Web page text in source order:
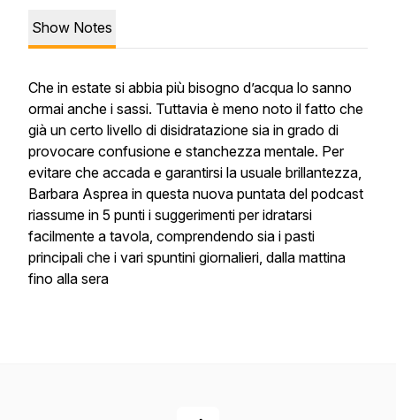
Show Notes
Che in estate si abbia più bisogno d’acqua lo sanno
ormai anche i sassi. Tuttavia è meno noto il fatto che
già un certo livello di disidratazione sia in grado di
provocare confusione e stanchezza mentale. Per
evitare che accada e garantirsi la usuale brillantezza,
Barbara Asprea in questa nuova puntata del podcast
riassume in 5 punti i suggerimenti per idratarsi
facilmente a tavola, comprendendo sia i pasti
principali che i vari spuntini giornalieri, dalla mattina
fino alla sera